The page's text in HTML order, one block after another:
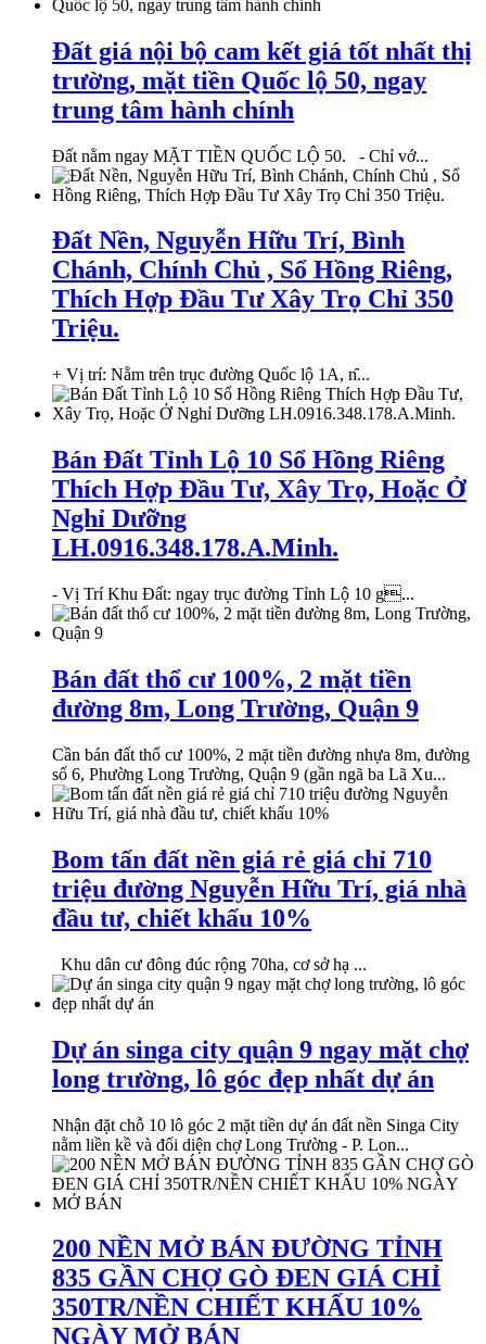
Đất giá nội bộ cam kết giá tốt nhất thị
trường, mặt tiền Quốc lộ 50, ngay
trung tâm hành chính
Đất nằm ngay MẶT TIỀN QUỐC LỘ 50. - Chỉ vớ...
Đất Nền, Nguyễn Hữu Trí, Bình
Chánh, Chính Chủ , Sổ Hồng Riêng,
Thích Hợp Đầu Tư Xây Trọ Chỉ 350
Triệu.
+ Vị trí: Nằm trên trục đường Quốc lộ 1A, n̑...
Bán Đất Tỉnh Lộ 10 Sổ Hồng Riêng
Thích Hợp Đầu Tư, Xây Trọ, Hoặc Ở
Nghỉ Dưỡng
LH.0916.348.178.A.Minh.
- Vị Trí Khu Đất: ngay trục đường Tỉnh Lộ 10 g...
Bán đất thổ cư 100%, 2 mặt tiền
đường 8m, Long Trường, Quận 9
Cần bán đất thổ cư 100%, 2 mặt tiền đường nhựa 8m, đường
số 6, Phường Long Trường, Quận 9 (gần ngã ba Lã Xu...
Bom tấn đất nền giá rẻ giá chỉ 710
triệu đường Nguyễn Hữu Trí, giá nhà
đầu tư, chiết khấu 10%
Khu dân cư đông đúc rộng 70ha, cơ sở hạ ...
Dự án singa city quận 9 ngay mặt chợ
long trường, lô góc đẹp nhất dự án
Nhận đặt chỗ 10 lô góc 2 mặt tiền dự án đất nền Singa City
nằm liền kề và đối diện chợ Long Trường - P. Lon...
200 NỀN MỞ BÁN ĐƯỜNG TỈNH
835 GẦN CHỢ GÒ ĐEN GIÁ CHỈ
350TR/NỀN CHIẾT KHẤU 10%
NGÀY MỞ BÁN